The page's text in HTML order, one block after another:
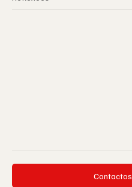
Contactos